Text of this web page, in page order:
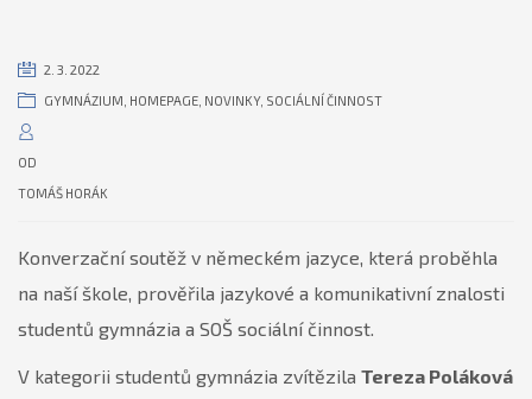
2. 3. 2022
GYMNÁZIUM HOMEPAGE NOVINKY, SOCIÁLNÍ ČINNOST
OD
TOMÁŠ HORÁK
Konverzační soutěž v německém jazyce, která proběhla
na naší škole, prověřila jazykové a komunikativní znalosti
studentů gymnázia a SOŠ sociální činnost.
V kategorii studentů gymnázia zvítězila Tereza Poláková